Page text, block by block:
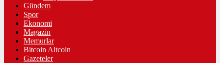
Gündem
Spor
Ekonomi
Magazin
Memurlar
Bitcoin Altcoin
Gazeteler